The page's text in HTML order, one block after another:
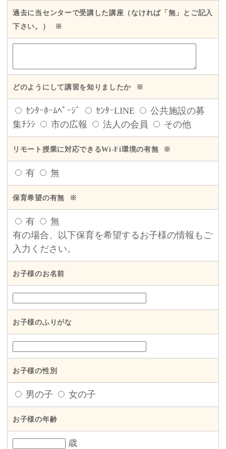
過去に当センターで受講した講座（なければ「無」とご記入
下さい。）
※
どのようにして講習を知りましたか ※
ｾﾝﾀｰﾎｰﾑﾍﾟｰｼﾞ ｾﾝﾀｰLINE
公共施設の募
集ﾁﾗｼ
市の広報 法人の会員 その他
リモート授業に対応できるWi-Fi環境の有無 ※
有 無
保育希望の有無 ※
有
無
有の場合、以下保育を希望するお子様の情報もご
入力ください。
お子様のお名前
お子様のふりがな
お子様の性別
男の子 女の子
お子様の年齢
歳